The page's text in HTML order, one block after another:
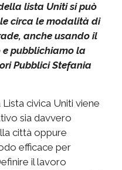
lista Uniti si può
circa le modalità di
anche usando il
e pubblichiamo la
Pubblici Stefania
civica Uniti viene
sia davvero
città oppure
efficace per
il lavoro